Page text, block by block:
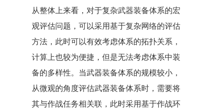
从整体上来看，对于复杂武器装备体系的宏
观评估问题，可以采用基于复杂网络的评估
方法，此时可以有效考虑体系的拓扑关系，
计算上也较为便捷，但是无法考虑体系中装
备的多样性。当武器装备体系的规模较小，
从微观的角度评估武器装备体系时，需要将
其与作战任务相关联，此时采用基于作战环